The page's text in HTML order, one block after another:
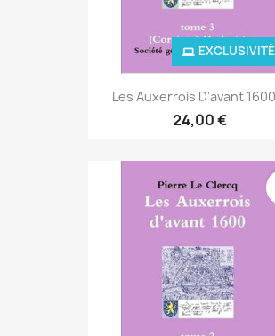
Les Auxerrois D'avant
24,00 €